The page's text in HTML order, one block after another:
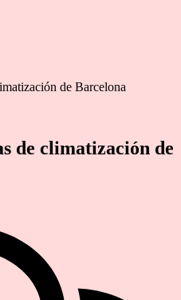
de Barcelona
de climatización de